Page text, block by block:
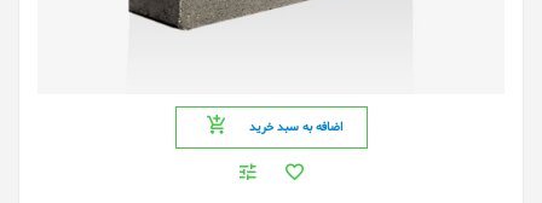
اضافه به سبد خرید